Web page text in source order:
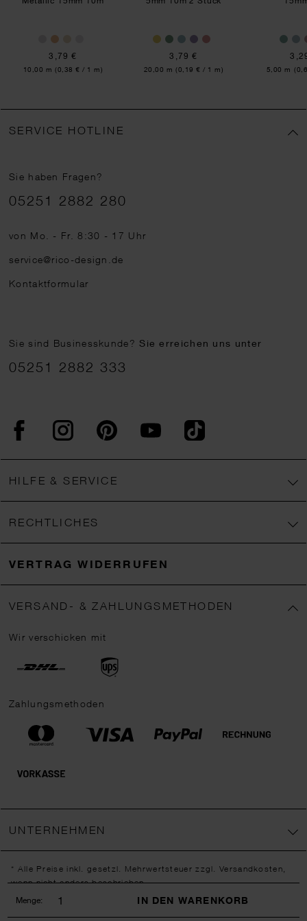
Menge: IN DEN WARENKORB
3,79 €
Inhalt:
10,00 m (0,38 € / 1 m)
3,79 €
Inhalt:
20,00 m (0,19 € / 1 m) Inhalt:
5,00 m
SERVICE HOTLINE
Sie haben Fragen?
Telefonnummer
05251 2882 280
von Mo. - Fr. 8:30 - 17 Uhr
service@rico-design.de
Kontaktformular
Sie sind Businesskunde?Sie erreichen uns unter
05251 2882 333
FacebookInstagram PinterestYouTubeTikTok
HILFE & SERVICE
RECHTLICHES
VERTRAG WIDERRUFEN
VERSAND- & ZAHLUNGSMETHODEN
Wir verschicken mit
Zahlungsmethoden
UNTERNEHMEN
* Alle Preise inkl. gesetzl. Mehrwertsteuer zzgl.Versandkosten,
wenn nicht anders beschrieben.
** Jede:r Abonnent:in erhält bei erstmaliger Anmeldung für unseren